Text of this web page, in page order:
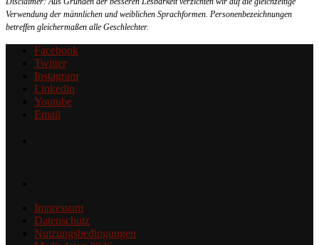
Verwendung der männlichen und weiblichen Sprachformen. Personenbezeichnungen
betreffen gleichermaßen alle Geschlechter.
Facebook
Twitter
Instagram
Linkedin
Youtube
Email
Impressum
Datenschutz
Nutzungsbedingungen